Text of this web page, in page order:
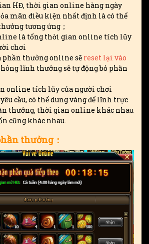
HĐ, thời gian online hàng ngày
mãn điều kiện nhất định là có thể
tương ứng；
là tổng thời gian online tích lũy
chơi
thưởng online sẽ reset lại vào
lĩnh thưởng sẽ tự động bỏ phần
online tích lũy của người chơi
cầu, có thể dung vàng để lĩnh trực
thưởng, thời gian online khác nhau
cũng khác nhau.
thưởng：